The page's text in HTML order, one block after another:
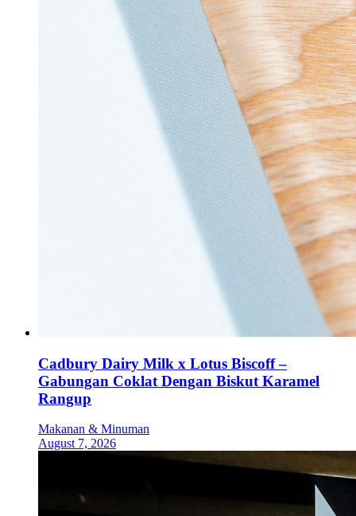
Cadbury Dairy Milk x Lotus Biscoff –
Gabungan Coklat Dengan Biskut Karamel
Rangup
Makanan & Minuman
August 7, 2026